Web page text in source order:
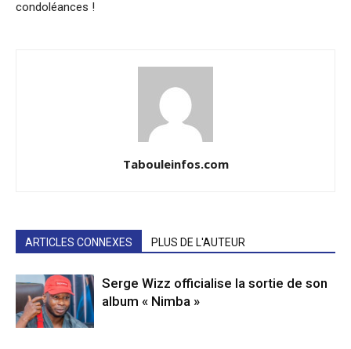
condoléances !
Tabouleinfos.com
ARTICLES CONNEXES PLUS DE L'AUTEUR
Serge Wizz officialise la sortie de son
album « Nimba »